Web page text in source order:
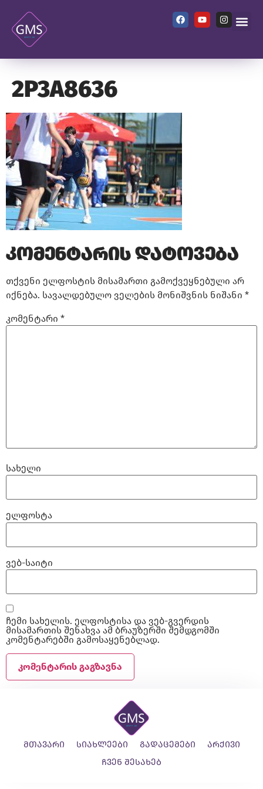
2P3A8636
კომენტარის დატოვება
თქვენი ელფოსტის მისამართი გამოქვეყნებული არ
იქნება. სავალდებულო ველების მონიშვნის ნიშანი *
კომენტარი *
სახელი
ელფოსტა
ვებ-საიტი
ჩემი სახელის. ელფოსტისა და ვებ-გვერდის
მისამართის შენახვა ამ ბრაუზერში შემდგომში
კომენტარებში გამოსაყენებლად.
მთავარი სიახლეები გადაცემები
არქივი
ჩვენ შესახებ